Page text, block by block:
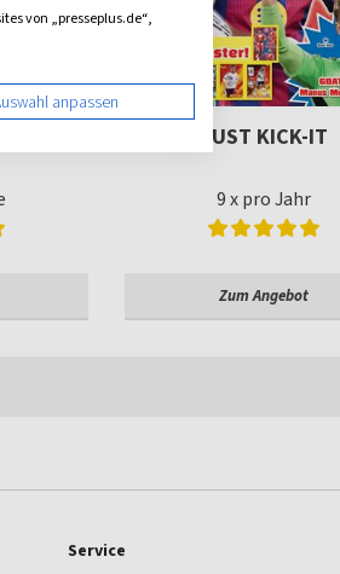
JUST KICK-IT
9 x pro Jahr
Zum Angebot
Service
von „presseplus.de“,
anpassen